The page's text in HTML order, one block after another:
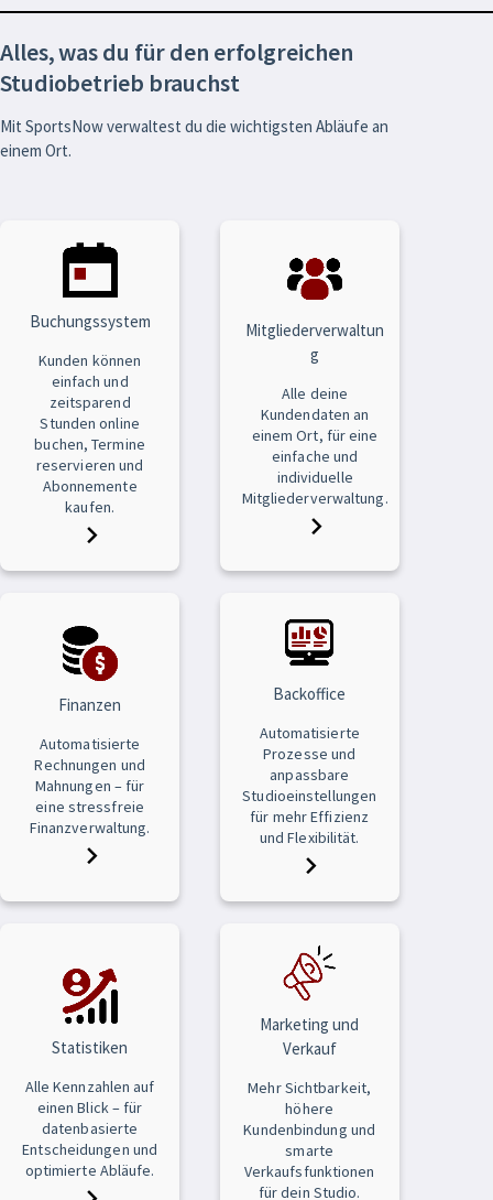
Alles, was du für den erfolgreichen
Studiobetrieb brauchst
Mit SportsNow verwaltest du die wichtigsten Abläufe an
einem Ort.
Buchungssystem
Kunden können
einfach und
zeitsparend
Stunden online
buchen, Termine
reservieren und
Abonnemente
kaufen.
Mitgliederverwaltun
g
Alle deine
Kundendaten an
einem Ort, für eine
einfache und
individuelle
Mitgliederverwaltung.
Finanzen
Automatisierte
Rechnungen und
Mahnungen – für
eine stressfreie
Finanzverwaltung.
Backoffice
Automatisierte
Prozesse und
anpassbare
Studioeinstellungen
für mehr Effizienz
und Flexibilität.
Statistiken
Alle Kennzahlen auf
einen Blick – für
datenbasierte
Entscheidungen und
optimierte Abläufe.
Marketing und
Verkauf
Mehr Sichtbarkeit,
höhere
Kundenbindung und
smarte
Verkaufsfunktionen
für dein Studio.